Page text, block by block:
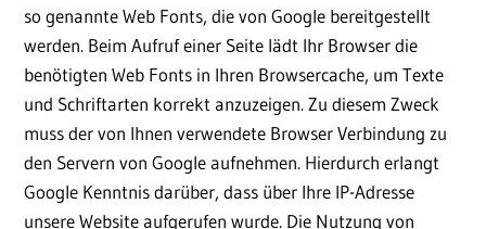
so genannte Web Fonts, die von Google bereitgestellt
werden. Beim Aufruf einer Seite lädt Ihr Browser die
benötigten Web Fonts in Ihren Browsercache, um Texte
und Schriftarten korrekt anzuzeigen. Zu diesem Zweck
muss der von Ihnen verwendete Browser Verbindung zu
den Servern von Google aufnehmen. Hierdurch erlangt
Google Kenntnis darüber, dass über Ihre IP-Adresse
unsere Website aufgerufen wurde. Die Nutzung von